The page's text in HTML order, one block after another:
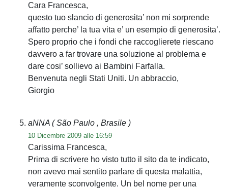
Cara Francesca,
questo tuo slancio di generosita’ non mi sorprende
affatto perche’ la tua vita e’ un esempio di generosita’.
Spero proprio che i fondi che raccoglierete riescano
davvero a far trovare una soluzione al problema e
dare cosi’ sollievo ai Bambini Farfalla.
Benvenuta negli Stati Uniti. Un abbraccio,
Giorgio
aNNA ( São Paulo , Brasile )
10 Dicembre 2009 alle 16:59
Carissima Francesca,
Prima di scrivere ho visto tutto il sito da te indicato,
non avevo mai sentito parlare di questa malattia,
veramente sconvolgente. Un bel nome per una